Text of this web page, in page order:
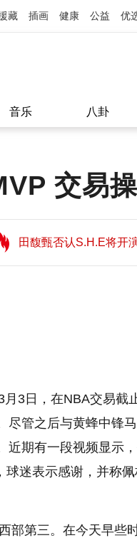
藏 插画 健康 公益 优
音乐 八卦
交易
田馥甄否认S.H.E将开
望11:08
田馥甄否认S.H.E将开
3日，在NBA交易截
尽管之后与黄蜂中锋
近期有一段视频显示
迷表示感谢，并称
部第三。在今天早些